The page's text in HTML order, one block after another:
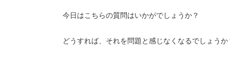
今日はこちらの質問はいかがでしょうか？
どうすれば、それを問題と感じなくなるでしょうか